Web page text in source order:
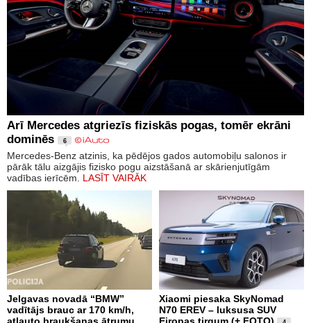
Arī Mercedes atgriezīs fiziskās pogas, tomēr ekrāni
dominēs
6
Mercedes-Benz atzinis, ka pēdējos gados automobiļu salonos ir
pārāk tālu aizgājis fizisko pogu aizstāšanā ar skārienjutīgām
vadības ierīcēm. LASĪT VAIRĀK
Jelgavas novadā “BMW”
vadītājs brauc ar 170 km/h,
atļauto braukšanas ātrumu
Xiaomi piesaka SkyNomad
N70 EREV – luksusa SUV
Eiropas tirgum (+ FOTO)